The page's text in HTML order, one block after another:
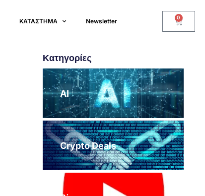
ΚΑΤΑΣΤΗΜΑ Newsletter 0
Κατηγορίες
AI
Crypto Deals